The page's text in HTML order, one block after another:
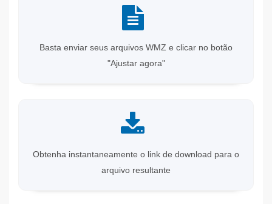
Basta enviar seus arquivos WMZ e clicar no botão
"Ajustar agora"
Obtenha instantaneamente o link de download para o
arquivo resultante